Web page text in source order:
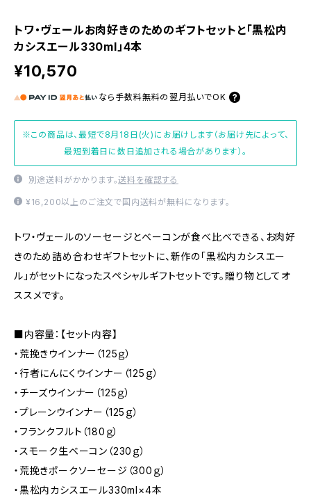
トワ・ヴェールお肉好きのためのギフトセットと「黒松内
カシスエール330ml」4本
¥10,570
なら 手数料無料の 翌月払いでOK
※この商品は、最短で8月18日(火)にお届けします（お届け先によって、
最短到着日に数日追加される場合があります）。
別途送料がかかります。送料を確認する
¥16,200以上のご注文で国内送料が無料になります。
トワ・ヴェールのソーセージとベーコンが食べ比べできる、お肉好
きのため詰め合わせギフトセットに、新作の「黒松内カシスエー
ル」がセットになったスペシャルギフトセットです。贈り物としてオ
ススメです。
■内容量：【セット内容】
・荒挽きウインナー（125ｇ）
・行者にんにくウインナー（125ｇ）
・チーズウインナー（125ｇ）
・プレーンウインナー（125ｇ）
・フランクフルト（180ｇ）
・スモーク生ベーコン（230ｇ）
・荒挽きポークソーセージ（300ｇ）
・黒松内カシスエール330ml×4本